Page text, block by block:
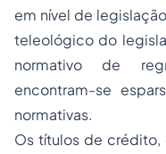
em nível de
teleológico do
normativo de
encontram-se
normativas.
Os títulos de crédito,